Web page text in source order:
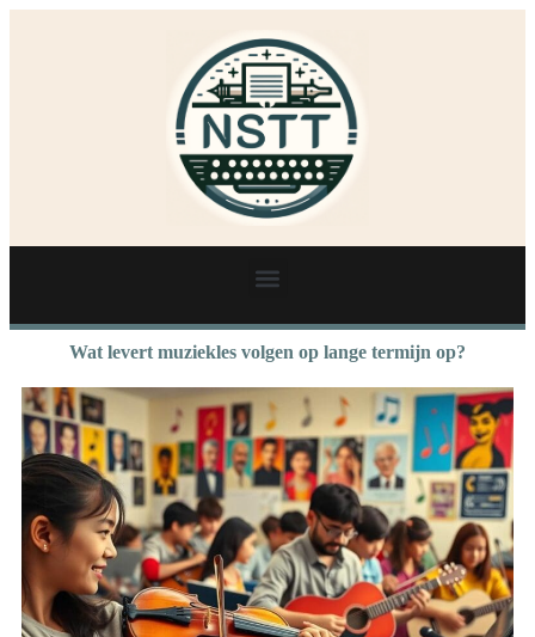
Wat levert muziekles volgen op lange termijn op?